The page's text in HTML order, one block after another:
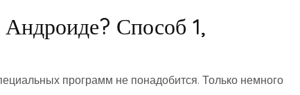
Андроиде? Способ 1,
программ не понадобится. Только немного